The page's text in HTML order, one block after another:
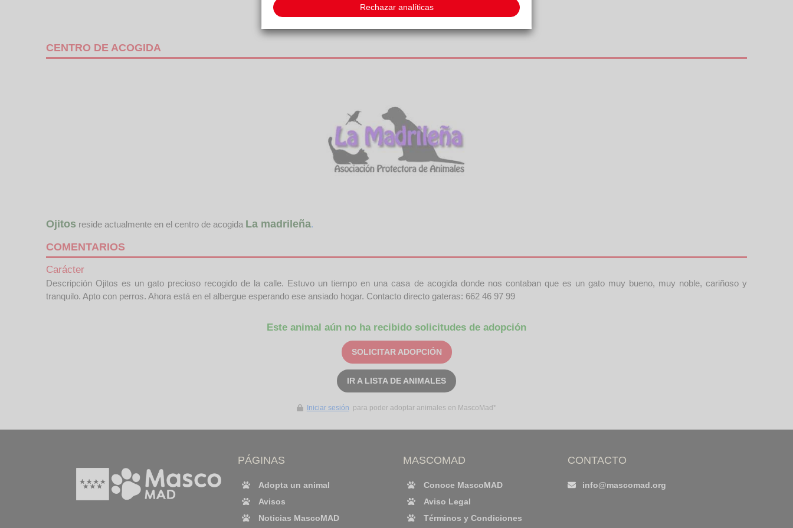
CENTRO DE ACOGIDA
Ojitos reside actualmente en el centro de acogida La madrileña.
COMENTARIOS
Carácter
Descripción Ojitos es un gato precioso recogido de la calle. Estuvo un tiempo en una casa de acogida donde nos contaban que es un gato muy bueno, muy noble, cariñoso y
tranquilo. Apto con perros. Ahora está en el albergue esperando ese ansiado hogar. Contacto directo gateras: 662 46 97 99
Este animal aún no ha recibido solicitudes de adopción
SOLICITAR ADOPCIÓN
IR A LISTA DE ANIMALES
Iniciar sesión para poder adoptar animales en MascoMad*
PÁGINAS
Adopta un animal
Avisos
Noticias MascoMAD
MASCOMAD
Conoce MascoMAD
Aviso Legal
Términos y Condiciones
CONTACTO
info@mascomad.org
Rechazar analíticas